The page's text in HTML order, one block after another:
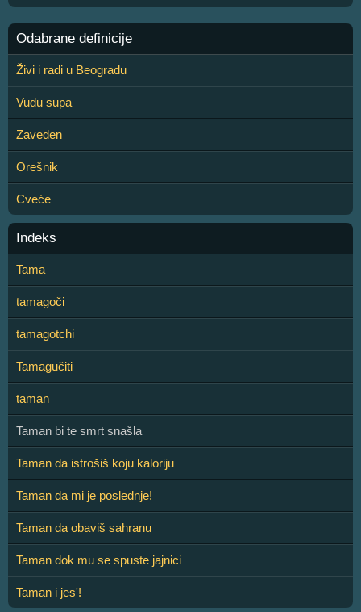
Odabrane definicije
Živi i radi u Beogradu
Vudu supa
Zaveden
Orešnik
Cveće
Indeks
Tama
tamagoči
tamagotchi
Tamagučiti
taman
Taman bi te smrt snašla
Taman da istrošiš koju kaloriju
Taman da mi je poslednje!
Taman da obaviš sahranu
Taman dok mu se spuste jajnici
Taman i jes'!